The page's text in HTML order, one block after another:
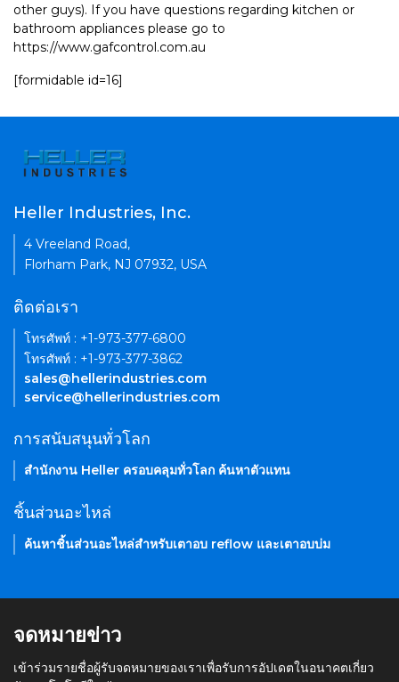
other guys). If you have questions regarding kitchen or
bathroom appliances please go to
https://www.gafcontrol.com.au
[formidable id=16]
Heller Industries, Inc.
4 Vreeland Road,
Florham Park, NJ 07932, USA
ติดต่อเรา
โทรศัพท์ : +1-973-377-6800
โทรศัพท์ : +1-973-377-3862
sales@hellerindustries.com
service@hellerindustries.com
การสนับสนุนทั่วโลก
สำนักงาน Heller ครอบคลุมทั่วโลก ค้นหาตัวแทน
ชิ้นส่วนอะไหล่
ค้นหาชิ้นส่วนอะไหล่สำหรับเตาอบ reflow และเตาอบบ่ม
จดหมายข่าว
เข้าร่วมรายชื่อผู้รับจดหมายของเราเพื่อรับการอัปเดตในอนาคตเกี่ยว